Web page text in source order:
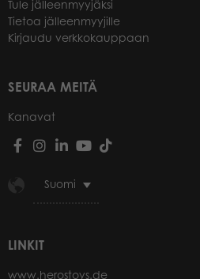
Tule jälleenmyyjäksi
Tietoa jälleenmyyjille
Kirjaudu verkkokauppaan
SEURAA MEITÄ
Kanavat
Suomi
LINKIT
www.herostoys.de